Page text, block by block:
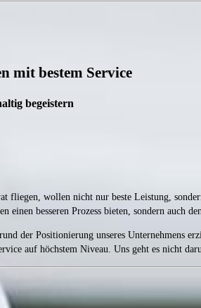
mit bestem Service
begeistern
fliegen, wollen nicht nur beste Leistung,
einen besseren Prozess bieten, sondern auch
der Positionierung unseres Unternehmens
auf höchstem Niveau. Uns geht es nicht